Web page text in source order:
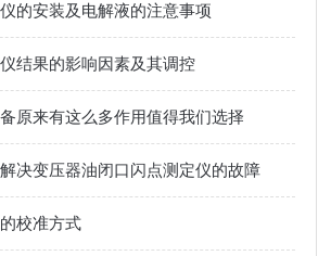
的安装及电解液的注意事项
结果的影响因素及其调控
原来有这么多作用值得我们选择
决变压器油闭口闪点测定仪的故障
校准方式